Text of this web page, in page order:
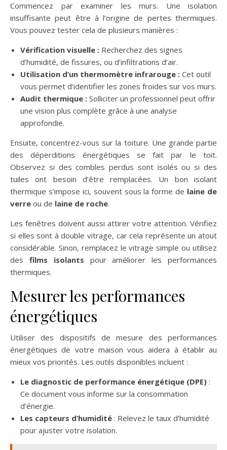
Commencez par examiner les murs. Une isolation
insuffisante peut être à l’origine de pertes thermiques.
Vous pouvez tester cela de plusieurs manières :
Vérification visuelle : Recherchez des signes
d’humidité, de fissures, ou d’infiltrations d’air.
Utilisation d’un thermomètre infrarouge : Cet outil
vous permet d’identifier les zones froides sur vos murs.
Audit thermique : Solliciter un professionnel peut offrir
une vision plus complète grâce à une analyse
approfondie.
Ensuite, concentrez-vous sur la toiture. Une grande partie
des déperditions énergétiques se fait par le toit.
Observez si des combles perdus sont isolés ou si des
tuiles ont besoin d’être remplacées. Un bon isolant
thermique s’impose ici, souvent sous la forme de laine de
verre ou de laine de roche.
Les fenêtres doivent aussi attirer votre attention. Vérifiez
si elles sont à double vitrage, car cela représente un atout
considérable. Sinon, remplacez le vitrage simple ou utilisez
des films isolants pour améliorer les performances
thermiques.
Mesurer les performances
énergétiques
Utiliser des dispositifs de mesure des performances
énergétiques de votre maison vous aidera à établir au
mieux vos priorités. Les outils disponibles incluent :
Le diagnostic de performance énergétique (DPE) :
Ce document vous informe sur la consommation
d’énergie.
Les capteurs d’humidité : Relevez le taux d’humidité
pour ajuster votre isolation.